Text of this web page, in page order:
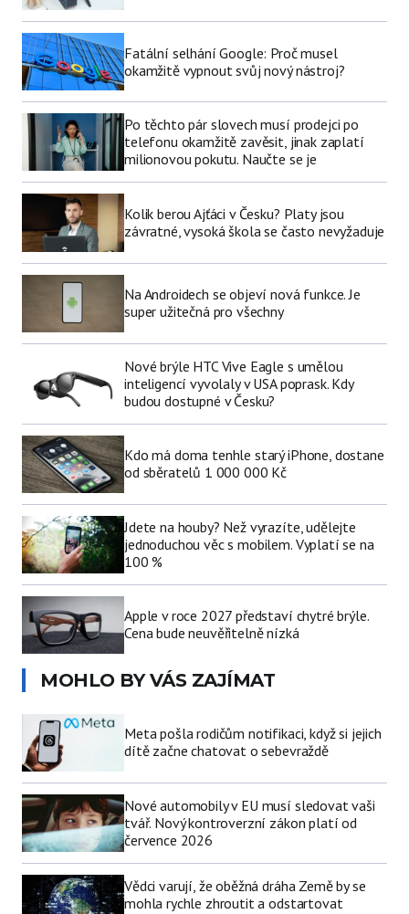
Fatální selhání Google: Proč musel
okamžitě vypnout svůj nový nástroj?
Po těchto pár slovech musí prodejci po
telefonu okamžitě zavěsit, jinak zaplatí
milionovou pokutu. Naučte se je
Kolik berou Ajťáci v Česku? Platy jsou
závratné, vysoká škola se často nevyžaduje
Na Androidech se objeví nová funkce. Je
super užitečná pro všechny
Nové brýle HTC Vive Eagle s umělou
inteligencí vyvolaly v USA poprask. Kdy
budou dostupné v Česku?
Kdo má doma tenhle starý iPhone, dostane
od sběratelů 1 000 000 Kč
Jdete na houby? Než vyrazíte, udělejte
jednoduchou věc s mobilem. Vyplatí se na
100 %
Apple v roce 2027 představí chytré brýle.
Cena bude neuvěřitelně nízká
MOHLO BY VÁS ZAJÍMAT
Meta pošla rodičům notifikaci, když si jejich
dítě začne chatovat o sebevraždě
Nové automobily v EU musí sledovat vaši
tvář. Nový kontroverzní zákon platí od
července 2026
Vědci varují, že oběžná dráha Země by se
mohla rychle zhroutit a odstartovat